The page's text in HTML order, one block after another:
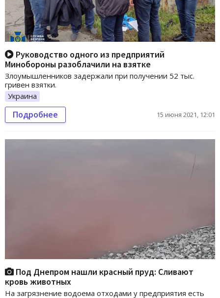
Руководство одного из предприятий
Минобороны разоблачили на взятке
Злоумышленников задержали при получении 52 тыс.
гривен взятки.
Украина
Подробнее 15 июня 2021, 12:01
Под Днепром нашли красный пруд: Сливают
кровь животных
На загрязнение водоема отходами у предприятия есть